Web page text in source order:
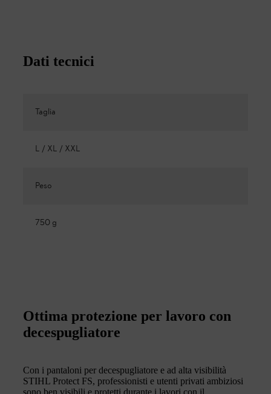
Dati tecnici
Taglia
L / XL / XXL
Peso
750 g
Ottima protezione per lavoro con
decespugliatore
Con i pantaloni per decespugliatore e ad alta visibilità
STIHL Protect FS, professionisti e utenti privati ambiziosi
sono ben visibili e protetti durante i lavori con il